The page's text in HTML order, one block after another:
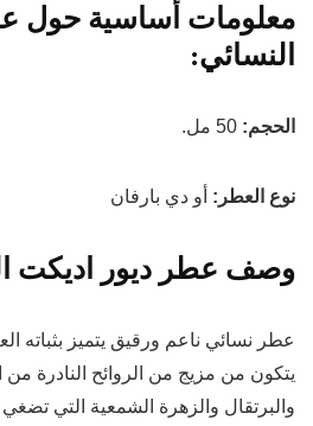
معلومات أساسية حول
النسائي:
الحجم:
نوع العطر: أو دي بارفان
وصف عطر ديور اديكت
عطر نسائي ناعم ورقيق يتميز بثباته
يتكون من مزيج من الروائح النادرة من
والبرتقال والزهرة الشمعية التي